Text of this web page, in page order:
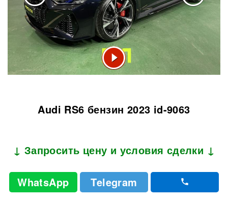
Audi RS6 бензин 2023 id-9063
↓ Запросить цену и условия сделки ↓
WhatsApp Telegram